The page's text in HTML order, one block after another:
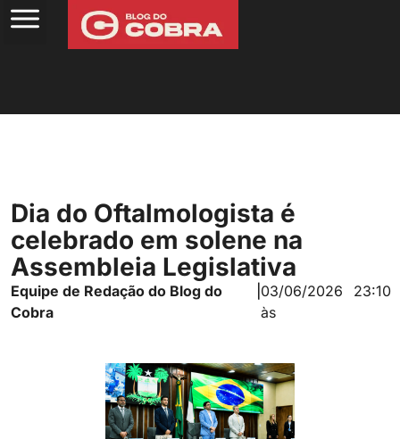
Dia do Oftalmologista é
celebrado em solene na
Assembleia Legislativa
Equipe de Redação do Blog do
Cobra
03/06/2026
às
23:10